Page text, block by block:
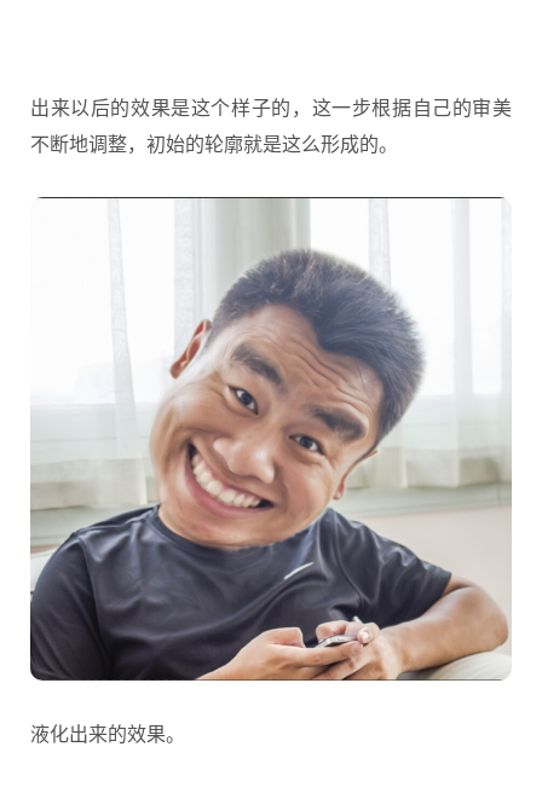
出来以后的效果是这个样子的，这一步根据自己的审美
不断地调整，初始的轮廓就是这么形成的。
液化出来的效果。